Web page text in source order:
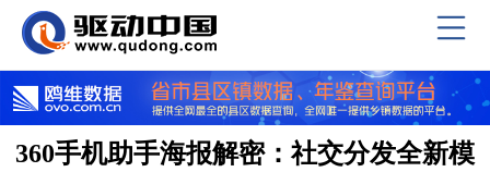
360手机助手海报解密：社交分发全新模